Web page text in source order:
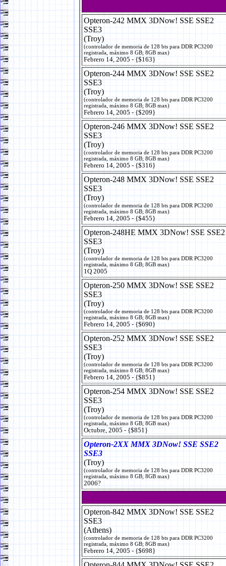
Opteron-242 MMX 3DNow! SSE SSE2
SSE3
(Troy)
(controlador de memoria de 128 bts para DDR PC3200
registrada, máximo 8 GB; 8GB max)
Febrero 14, 2005 - {$163}
Opteron-244 MMX 3DNow! SSE SSE2
SSE3
(Troy)
(controlador de memoria de 128 bts para DDR PC3200
registrada, máximo 8 GB; 8GB max)
Febrero 14, 2005 - {$209}
Opteron-246 MMX 3DNow! SSE SSE2
SSE3
(Troy)
(controlador de memoria de 128 bts para DDR PC3200
registrada, máximo 8 GB; 8GB max)
Febrero 14, 2005 - {$316}
Opteron-248 MMX 3DNow! SSE SSE2
SSE3
(Troy)
(controlador de memoria de 128 bts para DDR PC3200
registrada, máximo 8 GB; 8GB max)
Febrero 14, 2005 - {$455}
Opteron-248HE MMX 3DNow! SSE SSE2
SSE3
(Troy)
(controlador de memoria de 128 bts para DDR PC3200
registrada, máximo 8 GB; 8GB max)
1Q 2005
Opteron-250 MMX 3DNow! SSE SSE2
SSE3
(Troy)
(controlador de memoria de 128 bts para DDR PC3200
registrada, máximo 8 GB; 8GB max)
Febrero 14, 2005 - {$690}
Opteron-252 MMX 3DNow! SSE SSE2
SSE3
(Troy)
(controlador de memoria de 128 bts para DDR PC3200
registrada, máximo 8 GB; 8GB max)
Febrero 14, 2005 - {$851}
Opteron-254 MMX 3DNow! SSE SSE2
SSE3
(Troy)
(controlador de memoria de 128 bts para DDR PC3200
registrada, máximo 8 GB; 8GB max)
Octubre, 2005 - {$851}
Opteron-2XX MMX 3DNow! SSE SSE2
SSE3
(Troy)
(controlador de memoria de 128 bts para DDR PC3200
registrada, máximo 8 GB; 8GB max)
2006?
Opteron-842 MMX 3DNow! SSE SSE2
SSE3
(Athens)
(controlador de memoria de 128 bts para DDR PC3200
registrada, máximo 8 GB; 8GB max)
Febrero 14, 2005 - {$698}